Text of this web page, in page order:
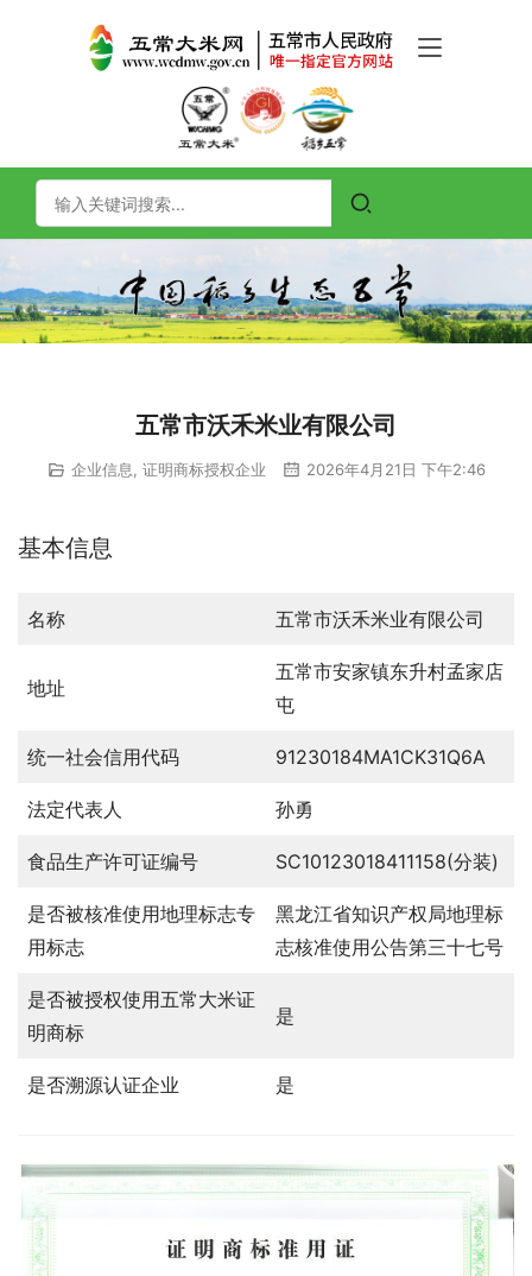
五常市沃禾米业有限公司
企业信息 证明商标授权企业 2026年4月21日 下午2:46
基本信息
名称 五常市沃禾米业有限公司
地址
五常市安家镇东升村孟家店
屯
统一社会信用代码 91230184MA1CK31Q6A
法定代表人 孙勇
食品生产许可证编号 SC10123018411158(分装)
是否被核准使用地理标志专
用标志
黑龙江省知识产权局地理标
志核准使用公告第三十七号
是否被授权使用五常大米证
明商标
是
是否溯源认证企业 是